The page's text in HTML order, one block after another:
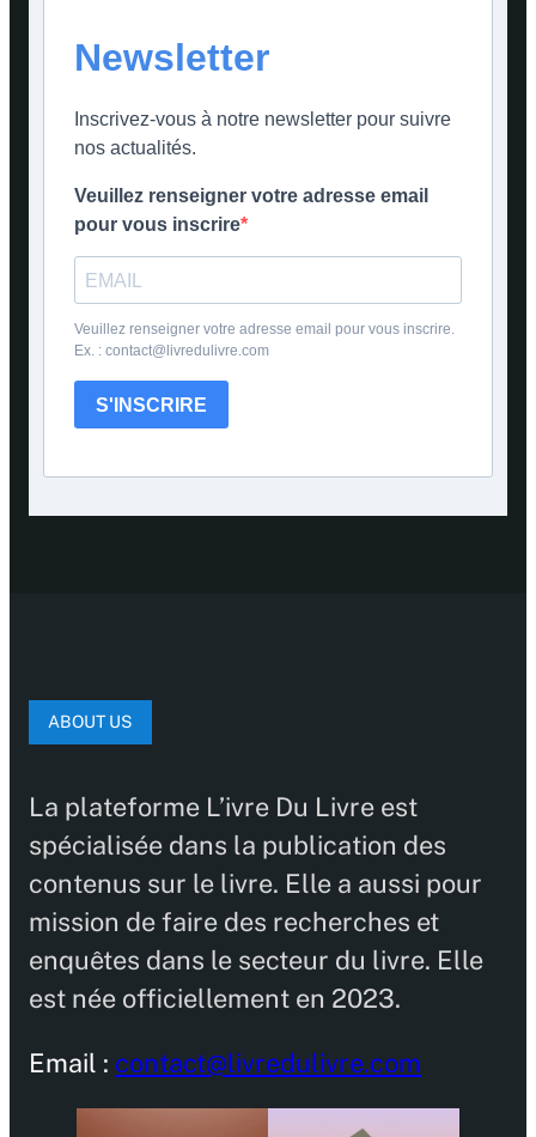
Newsletter
Inscrivez-vous à notre newsletter pour suivre
nos actualités.
Veuillez renseigner votre adresse email
pour vous inscrire
Veuillez renseigner votre adresse email pour vous inscrire.
Ex. : contact@livredulivre.com
S'INSCRIRE
ABOUT US
La plateforme L’ivre Du Livre est
spécialisée dans la publication des
contenus sur le livre. Elle a aussi pour
mission de faire des recherches et
enquêtes dans le secteur du livre. Elle
est née officiellement en 2023.
Email : contact@livredulivre.com